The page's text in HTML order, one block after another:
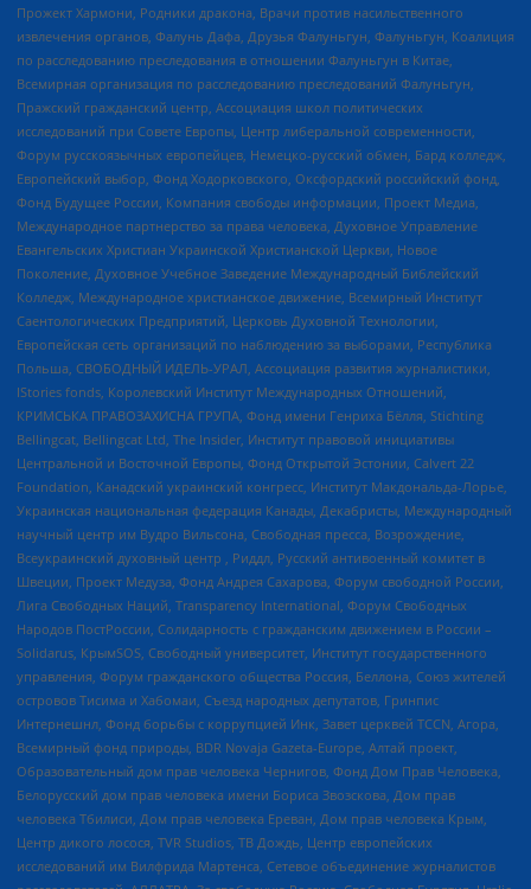
Прожект Хармони, Родники дракона, Врачи против насильственного
извлечения органов, Фалунь Дафа, Друзья Фалуньгун, Фалуньгун, Коалиция
по расследованию преследования в отношении Фалуньгун в Китае,
Всемирная организация по расследованию преследований Фалуньгун,
Пражский гражданский центр, Ассоциация школ политических
исследований при Совете Европы, Центр либеральной современности,
Форум русскоязычных европейцев, Немецко-русский обмен, Бард колледж,
Европейский выбор, Фонд Ходорковского, Оксфордский российский фонд,
Фонд Будущее России, Компания свободы информации, Проект Медиа,
Международное партнерство за права человека, Духовное Управление
Евангельских Христиан Украинской Христианской Церкви, Новое
Поколение, Духовное Учебное Заведение Международный Библейский
Колледж, Международное христианское движение, Всемирный Институт
Саентологических Предприятий, Церковь Духовной Технологии,
Европейская сеть организаций по наблюдению за выборами, Республика
Польша, СВОБОДНЫЙ ИДЕЛЬ-УРАЛ, Ассоциация развития журналистики,
IStories fonds, Королевский Институт Международных Отношений,
КРИМСЬКА ПРАВОЗАХИСНА ГРУПА, Фонд имени Генриха Бёлля, Stichting
Bellingcat, Bellingcat Ltd, The Insider, Институт правовой инициативы
Центральной и Восточной Европы, Фонд Открытой Эстонии, Calvert 22
Foundation, Канадский украинский конгресс, Институт Макдональда-Лорье,
Украинская национальная федерация Канады, Декабристы, Международный
научный центр им Вудро Вильсона, Свободная пресса, Возрождение,
Всеукраинский духовный центр , Риддл, Русский антивоенный комитет в
Швеции, Проект Медуза, Фонд Андрея Сахарова, Форум свободной России,
Лига Свободных Наций, Transparеncy International, Форум Свободных
Народов ПостРоссии, Солидарность с гражданским движением в России –
Solidarus, КрымSOS, Свободный университет, Институт государственного
управления, Форум гражданского общества Россия, Беллона, Союз жителей
островов Тисима и Хабомаи, Съезд народных депутатов, Гринпис
Интернешнл, Фонд борьбы с коррупцией Инк, Завет церквей TCCN, Агора,
Всемирный фонд природы, BDR Novaja Gazeta-Europe, Алтай проект,
Образовательный дом прав человека Чернигов, Фонд Дом Прав Человека,
Белорусский дом прав человека имени Бориса Звозскова, Дом прав
человека Тбилиси, Дом прав человека Ереван, Дом прав человека Крым,
Центр дикого лосося, TVR Studios, ТВ Дождь, Центр европейских
исследований им Вилфрида Мартенса, Сетевое объединение журналистов